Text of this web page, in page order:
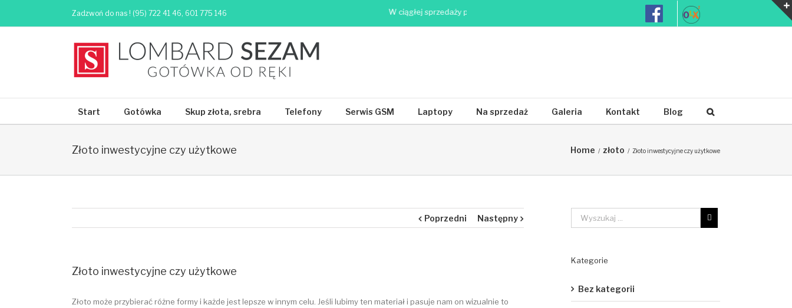
Zadzwoń do nas ! (95) 722 41 46, 601 775 146 W ciągłej sprzedaży ponad 500 telefonów, ok. 50 laptopów, netbooki, lustrzanki cyfrowe itp. Zapraszamy !!!
Start Gotówka Skup złota, srebra Telefony Serwis GSM Laptopy Na sprzedaż Galeria Kontakt Blog
Złoto inwestycyjne czy użytkowe Home / złoto / Złoto inwestycyjne czy użytkowe
Poprzedni Następny
Złoto inwestycyjne czy użytkowe
Złoto może przybierać różne formy i każde jest lepsze w innym celu. Jeśli lubimy ten materiał i pasuje nam on wizualnie to
Kategorie
Bez kategorii